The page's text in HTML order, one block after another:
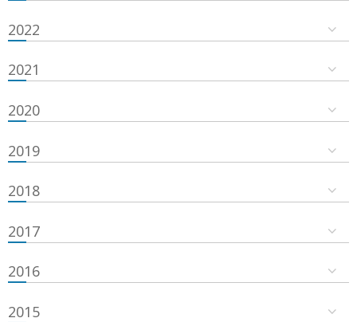
2022
2021
2020
2019
2018
2017
2016
2015